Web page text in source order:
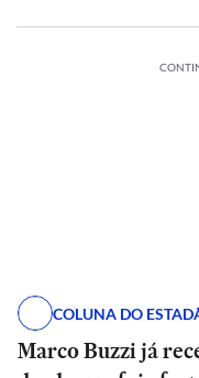
COLUNA DO
Marco Buzzi já